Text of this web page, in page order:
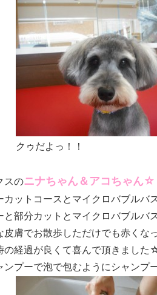
クゥだよっ！！
スのニナちゃん＆アコちゃん☆
カットコースとマイクロバブルバ
部分カットとマイクロバブルバ
皮膚でお散歩しただけでも赤くな
の経過が良くて喜んで頂きました
プーで泡で包むようにシャンプー